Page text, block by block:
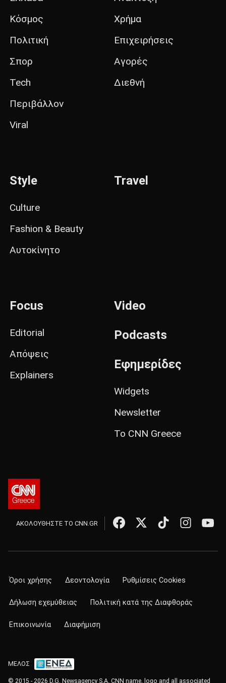
Κόσμος
Πολιτική
Σπορ
Tech
Περιβάλλον
Viral
Χρήμα
Επιχειρήσεις
Αγορές
Διεθνή
Style
Culture
Fashion & Beauty
Αυτοκίνητο
Travel
Focus
Editorial
Απόψεις
Explainers
Video
Podcasts
Εφημερίδες
Widgets
Newsletter
Το CNN Greece
ΑΚΟΛΟΥΘΗΣΤΕ ΤΟ CNN.GR
Όροι χρήσης Δεοντολογία Ρυθμίσεις Cookies
Δήλωση εχεμύθειας Πολιτική κατά της Διαφθοράς
Επικοινωνία Διαφήμιση
ΜΕΛΟΣ
© 2015 - 2026 D.G. Newsagency S.A. CNN name, logo and all associated